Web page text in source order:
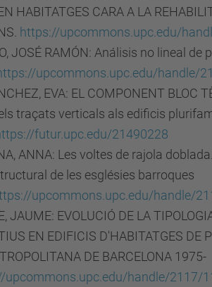
HABITATGES CARA A LA
https://upcommons.upc.edu/
JOSÉ RAMÓN: Análisis no lineal
upcommons.upc.edu/handle/
EVA: EL COMPONENT BLOC
traçats verticals als edificis
futur.upc.edu/21490228
ANNA: Les voltes de rajola
de les esglésies barroques
upcommons.upc.edu/handle/
JAUME: EVOLUCIÓ DE LA
EN EDIFICIS D'HABITATGES DE
DE BARCELONA 1975-
upcommons.upc.edu/handle/2117/